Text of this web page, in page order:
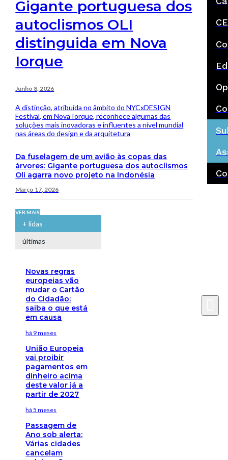
Gigante portuguesa dos
autoclismos OLI
distinguida em Nova
Iorque
Junho 8, 2026
A distinção, atribuída no âmbito do NYCxDESIGN
Festival, em Nova Iorque, reconhece algumas das
soluções mais inovadoras e influentes a nível mundial
nas áreas do design e da arquitetura
Da fuselagem de um avião às copas das
árvores: Gigante portuguesa dos autoclismos
Oli agarra novo projeto na Indonésia
Março 17, 2026
VER MAIS
+ lidas
últimas
Novas regras
europeias vão
mudar o Cartão
do Cidadão:
saiba o que está
em causa
há 9 meses
União Europeia
vai proibir
pagamentos em
dinheiro acima
deste valor já a
partir de 2027
há 5 meses
Passagem de
Ano sob alerta:
Várias cidades
cancelam